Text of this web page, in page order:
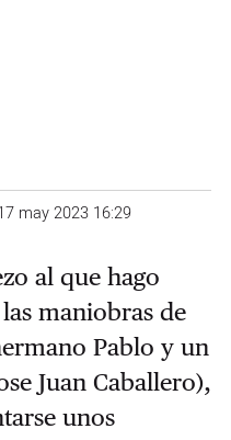
may 2023 16:29
al que hago
maniobras de
Pablo y un
Juan Caballero),
unos